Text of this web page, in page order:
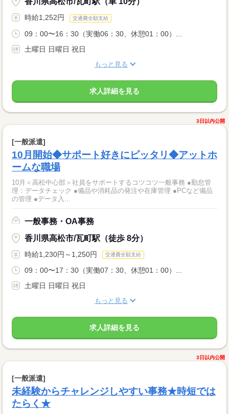
時給1,252円 交通費全額支給
09：00〜16：30（実働06：30、休憩01：00）...
土曜日 日曜日 祝日
もっと見る
求人詳細を見る
3日以内公開
[一般派遣]
10月開始◆サポート好きにピッタリ◆アットホ
ームな職場
10月＜高松中心部＞社員をサポートするコツコツ一般事務 ●勤怠管
理：データチェック ●備品や消耗品の発注や在庫管理 ●PCなど備品
の管理 ●データ入...
一般事務・OA事務
香川県高松市/瓦町駅（徒歩 8分）
時給1,230円～1,250円 交通費全額支給
09：00〜17：30（実働07：30、休憩01：00）...
土曜日 日曜日 祝日
もっと見る
求人詳細を見る
3日以内公開
[一般派遣]
未経験からチャレンジしやすい事務★時短では
たらく★